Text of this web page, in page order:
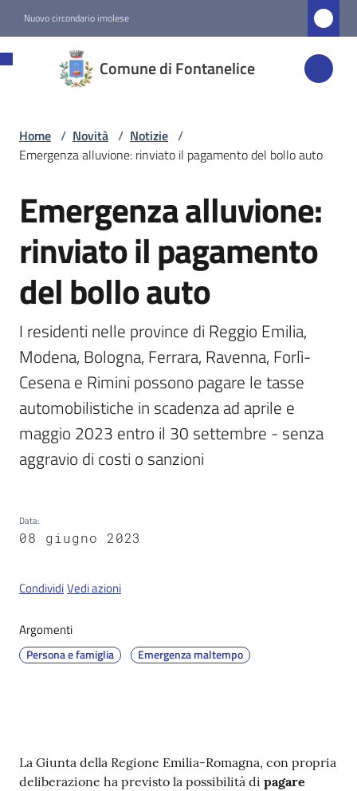
Nuovo circondario imolese
Comune di Fontanelice
Fontanelice
Amministrazione
Menu selezionato
Servizi
Vivere
Servizi
on-
line
gli
argomenti
su
Home / Novità / Notizie /
Emergenza alluvione: rinviato il pagamento del bollo auto
Salta al contenuto
Emergenza alluvione:
rinviato il pagamento
del bollo auto
I residenti nelle province di Reggio Emilia,
Modena, Bologna, Ferrara, Ravenna, Forlì-
Cesena e Rimini possono pagare le tasse
automobilistiche in scadenza ad aprile e
maggio 2023 entro il 30 settembre - senza
aggravio di costi o sanzioni
Data:
08 giugno 2023
CondividiVedi azioni
Argomenti
Persona e famiglia Emergenza maltempo
Contenuto
La Giunta della Regione Emilia-Romagna, con propria
deliberazione ha previsto la possibilità di pagare